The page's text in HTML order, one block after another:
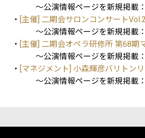
～公演情報ページを新規掲載：
・ [主催] 二期会サロンコンサート
～公演情報ページを新規掲載：
・ [主催] 二期会オペラ研修所 第68期
～公演情報ページを新規掲載：
・ [マネジメント] 小森輝彦バリトン
～公演情報ページを新規掲載：